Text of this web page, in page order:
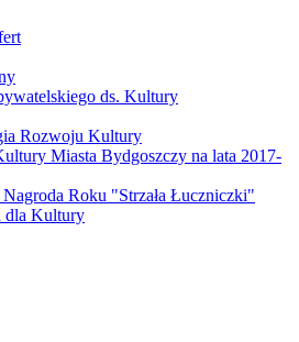
ds. Kultury
Rozwoju Kultury
Miasta Bydgoszczy na lata 2017-
Roku "Strzała Łuczniczki"
dla Kultury